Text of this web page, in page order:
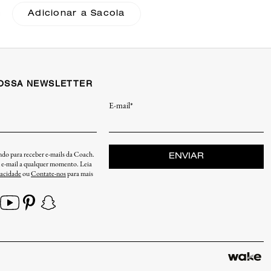
Adicionar a Sacola
NEWSLETTER
E-mail*
para receber e-mails da Coach.
mail a qualquer momento. Leia
ouContate-nospara mais
ENVIAR